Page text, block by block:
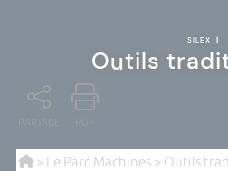
SILEX |
Outils
PARTAGE PDF
> Le Parc Machines> Outils